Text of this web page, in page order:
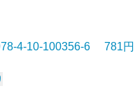
4-10-100356-6 781